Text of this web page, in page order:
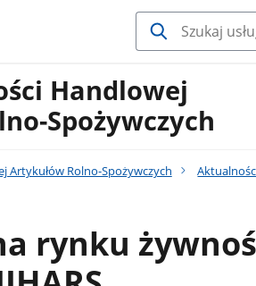
Handlowej
Spożywczych
Artykułów Rolno-Spożywczych
rynku